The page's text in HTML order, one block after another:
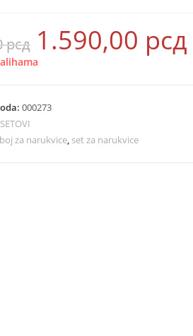
рсд
Originalna
je
bila:
1.590,00 рсд
000273
SETOVI
za narukvice, set za narukvice